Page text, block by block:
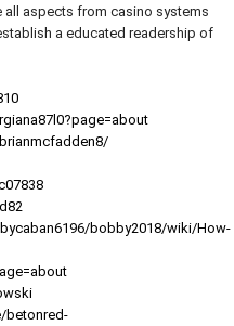
all aspects from casino systems
a educated readership of
bobby2018/wiki/How-
betonred-